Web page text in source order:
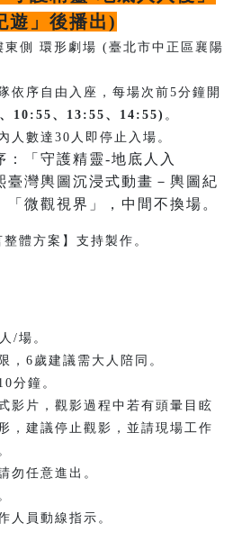
遊」後播出)
東側 環形劇場 (臺北市中正區襄陽
依序自由入座，每場次前5分鐘開
10:55、13:55、14:55) 。
人數達30人即停止入場。
：「守護精靈-地底人入
臺灣輿圖沉浸式動畫－輿圖紀
「微觀視界」，中間不換場。
體方案】支持製作。
/場。
，6歲建議需大人陪同。
分鐘。
影片，觀影過程中若有頭暈目眩
，建議停止觀影，並請現場工作
勿任意進出。
人員動線指示。